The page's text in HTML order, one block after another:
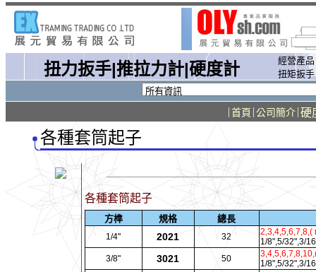
扭力扳手|推拉力計|硬度計
經營產
扭矩扳
| 首頁 | 公司簡介 |硬
各種套筒起子
各種套筒起子
方榫 規格 總長
1/4" 2021 32
2,3,4,5,6,7,8,(
1/8",5/32",3/
3/8"
3021 50
1/8",5/32",3/